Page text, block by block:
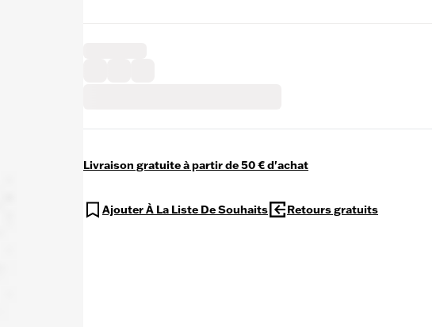
Livraison gratuite à partir de 50 € d'achat
Ajouter À La Liste De Souhaits Retours gratuits